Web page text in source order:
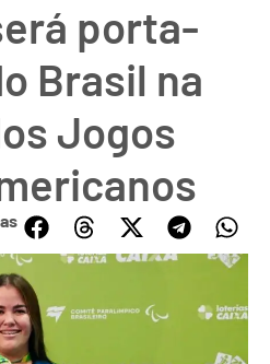
porta-
Brasil na
Jogos